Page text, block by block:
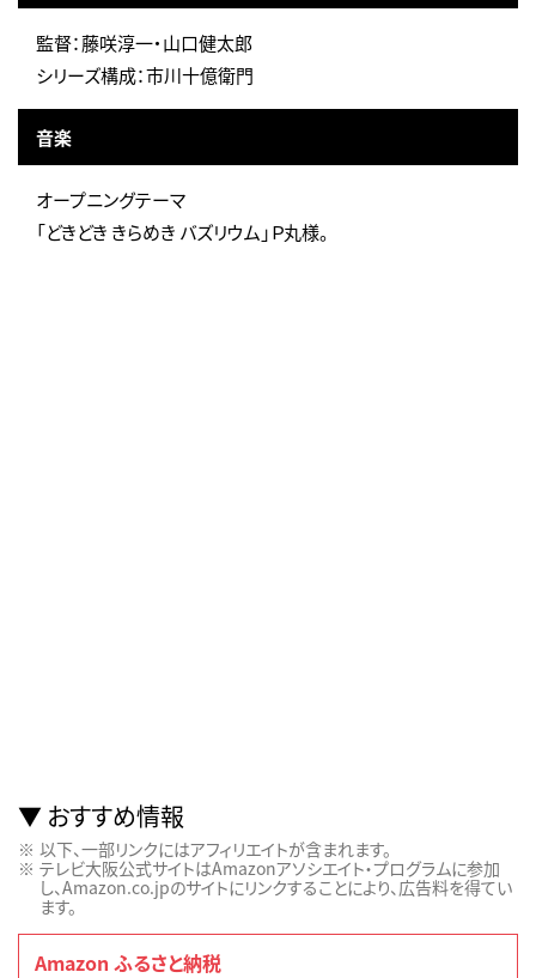
監督：藤咲淳一・山口健太郎
シリーズ構成：市川十億衛門
音楽
オープニングテーマ
「どきどき きらめき バズリウム」Ｐ丸様。
おすすめ情報
以下、一部リンクにはアフィリエイトが含まれます。
テレビ大阪公式サイトはAmazonアソシエイト・プログラムに参加
し、Amazon.co.jpのサイトにリンクすることにより、広告料を得てい
ます。
Amazon ふるさと納税